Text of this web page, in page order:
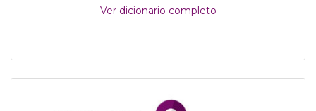
Ver dicionario completo